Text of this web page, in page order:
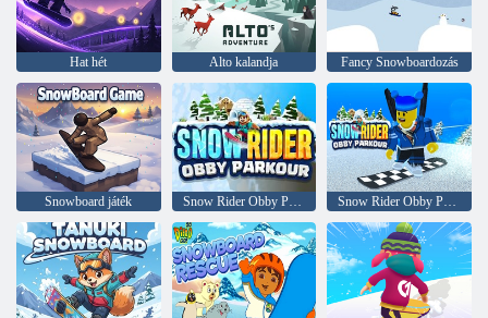
Hat hét Alto kalandja Fancy Snowboardozás
Snowboard játék Snow Rider Obby Parkour